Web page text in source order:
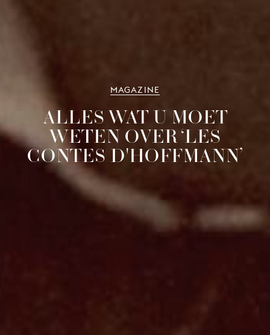
MAGAZINE
ALLES WAT U MOET
WETEN OVER ‘LES
CONTES D'HOFFMANN’